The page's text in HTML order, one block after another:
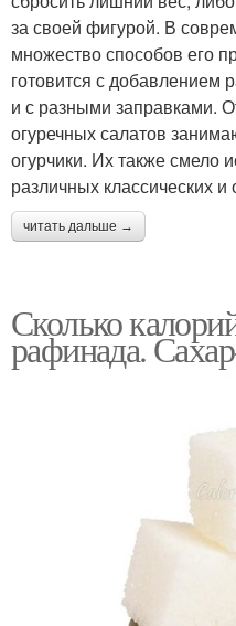
за своей фигурой. В
множество способов его
готовится с добавлением
и с разными заправками.
огуречных салатов
огурчики. Их также смело
различных классических
читать дальше →
Сколько
рафинада.